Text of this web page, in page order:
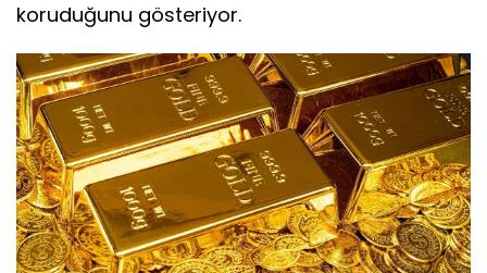
koruduğunu gösteriyor.